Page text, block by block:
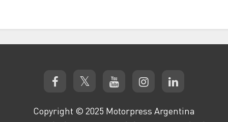
Copyright © 2025 Motorpress Argentina